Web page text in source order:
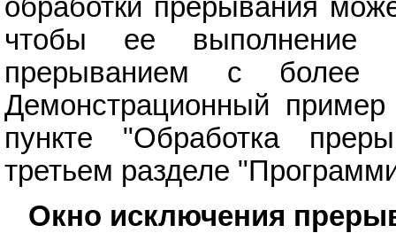
обработки прерывания
чтобы ее выполнение
прерыванием с более
Демонстрационный
пункте "Обработка
третьем разделе
Окно исключения